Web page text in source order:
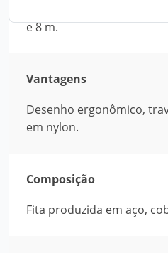
e 8 m.
Vantagens
Desenho ergonômico,
em nylon.
Composição
Fita produzida em aço,